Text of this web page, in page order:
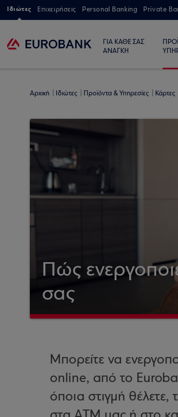
Ιδιώτες Επιχειρήσεις Personal Banking Private
ΓΙΑ ΚΑΘΕ ΣΑΣ
ΑΝΑΓΚΗ
Αρχική Ιδιώτες Προϊόντα & Υπηρεσίες Κάρτες
Πώς
σας
Μπορείτε να
online, από το
όποια στιγμή